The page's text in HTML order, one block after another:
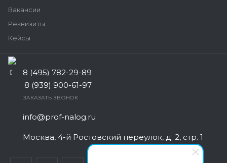
Вакансии
Реквизиты
Кейсы
8 (495) 782-29-89
8 (939) 900-61-97
ЗАКАЗАТЬ ЗВОНОК
info@prof-nalog.ru
Москва, 4-й Ростовский переулок, д. 2, стр. 1